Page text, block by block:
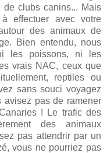
de clubs canins... Mais
effectuer avec votre
des animaux de
Bien entendu, nous
les poissons, ni les
vrais NAC, ceux que
reptiles ou
sans souci voyagez
avisez pas de ramener
! Le trafic des
des animaux
pas attendrir par un
vous ne pourriez pas